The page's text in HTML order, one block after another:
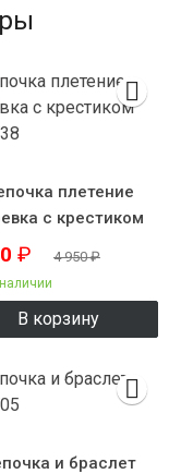
плетение
с крестиком
ZS7738
₽ 4 950₽
В корзину
и браслет